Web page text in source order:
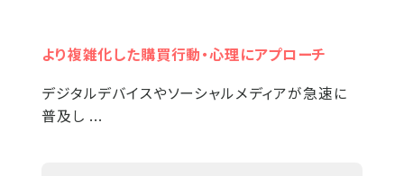
より複雑化した購買行動・心理にアプローチ
デジタルデバイスやソーシャルメディアが急速に
普及し ...